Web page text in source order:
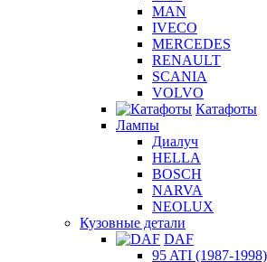
MAN
IVECO
MERCEDES
RENAULT
SCANIA
VOLVO
Катафоты
Лампы
Диалуч
HELLA
BOSCH
NARVA
NEOLUX
Кузовные детали
DAF
95 ATI (1987-1998)